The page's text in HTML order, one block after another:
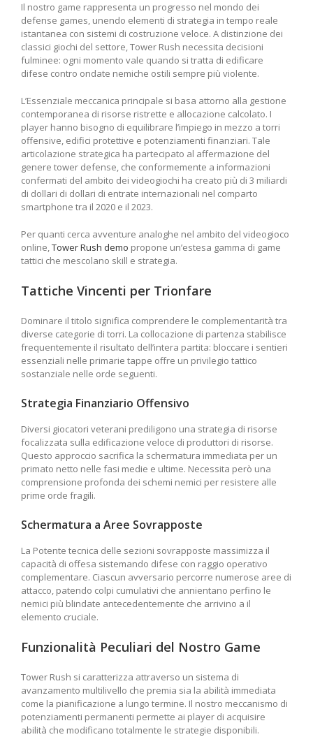
Il nostro game rappresenta un progresso nel mondo dei
defense games, unendo elementi di strategia in tempo reale
istantanea con sistemi di costruzione veloce. A distinzione dei
classici giochi del settore, Tower Rush necessita decisioni
fulminee: ogni momento vale quando si tratta di edificare
difese contro ondate nemiche ostili sempre più violente.
L’Essenziale meccanica principale si basa attorno alla gestione
contemporanea di risorse ristrette e allocazione calcolato. I
player hanno bisogno di equilibrare l’impiego in mezzo a torri
offensive, edifici protettive e potenziamenti finanziari. Tale
articolazione strategica ha partecipato al affermazione del
genere tower defense, che conformemente a informazioni
confermati del ambito dei videogiochi ha creato più di 3 miliardi
di dollari di dollari di entrate internazionali nel comparto
smartphone tra il 2020 e il 2023.
Per quanti cerca avventure analoghe nel ambito del videogioco
online,Tower Rush demo propone un’estesa gamma di game
tattici che mescolano skill e strategia.
Tattiche Vincenti per Trionfare
Dominare il titolo significa comprendere le complementarità tra
diverse categorie di torri. La collocazione di partenza stabilisce
frequentemente il risultato dell’intera partita: bloccare i sentieri
essenziali nelle primarie tappe offre un privilegio tattico
sostanziale nelle orde seguenti.
Strategia Finanziario Offensivo
Diversi giocatori veterani prediligono una strategia di risorse
focalizzata sulla edificazione veloce di produttori di risorse.
Questo approccio sacrifica la schermatura immediata per un
primato netto nelle fasi medie e ultime. Necessita però una
comprensione profonda dei schemi nemici per resistere alle
prime orde fragili.
Schermatura a Aree Sovrapposte
La Potente tecnica delle sezioni sovrapposte massimizza il
capacità di offesa sistemando difese con raggio operativo
complementare. Ciascun avversario percorre numerose aree di
attacco, patendo colpi cumulativi che annientano perfino le
nemici più blindate antecedentemente che arrivino a il
elemento cruciale.
Funzionalità Peculiari del Nostro Game
Tower Rush si caratterizza attraverso un sistema di
avanzamento multilivello che premia sia la abilità immediata
come la pianificazione a lungo termine. Il nostro meccanismo di
potenziamenti permanenti permette ai player di acquisire
abilità che modificano totalmente le strategie disponibili.